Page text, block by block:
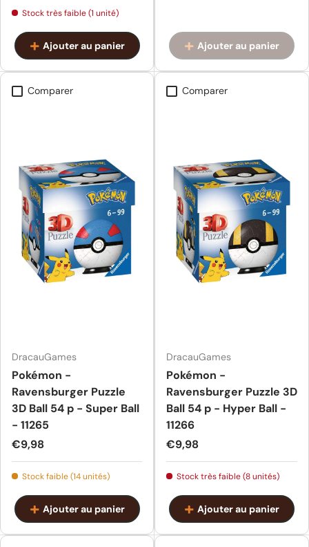
Stock très faible (1 unité)
Ajouter au panier Ajouter au panier
Comparer
DracauGames
Pokémon -
Ravensburger Puzzle
3D Ball 54 p - Super Ball
- 11265
Prix habituel
€9,98
Stock faible (14 unités)
Ajouter au panier
Comparer
DracauGames
Pokémon -
Ravensburger Puzzle 3D
Ball 54 p - Hyper Ball -
11266
Prix habituel
€9,98
Stock très faible (8 unités)
Ajouter au panier